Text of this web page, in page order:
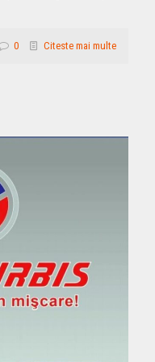
0 Citeste mai multe